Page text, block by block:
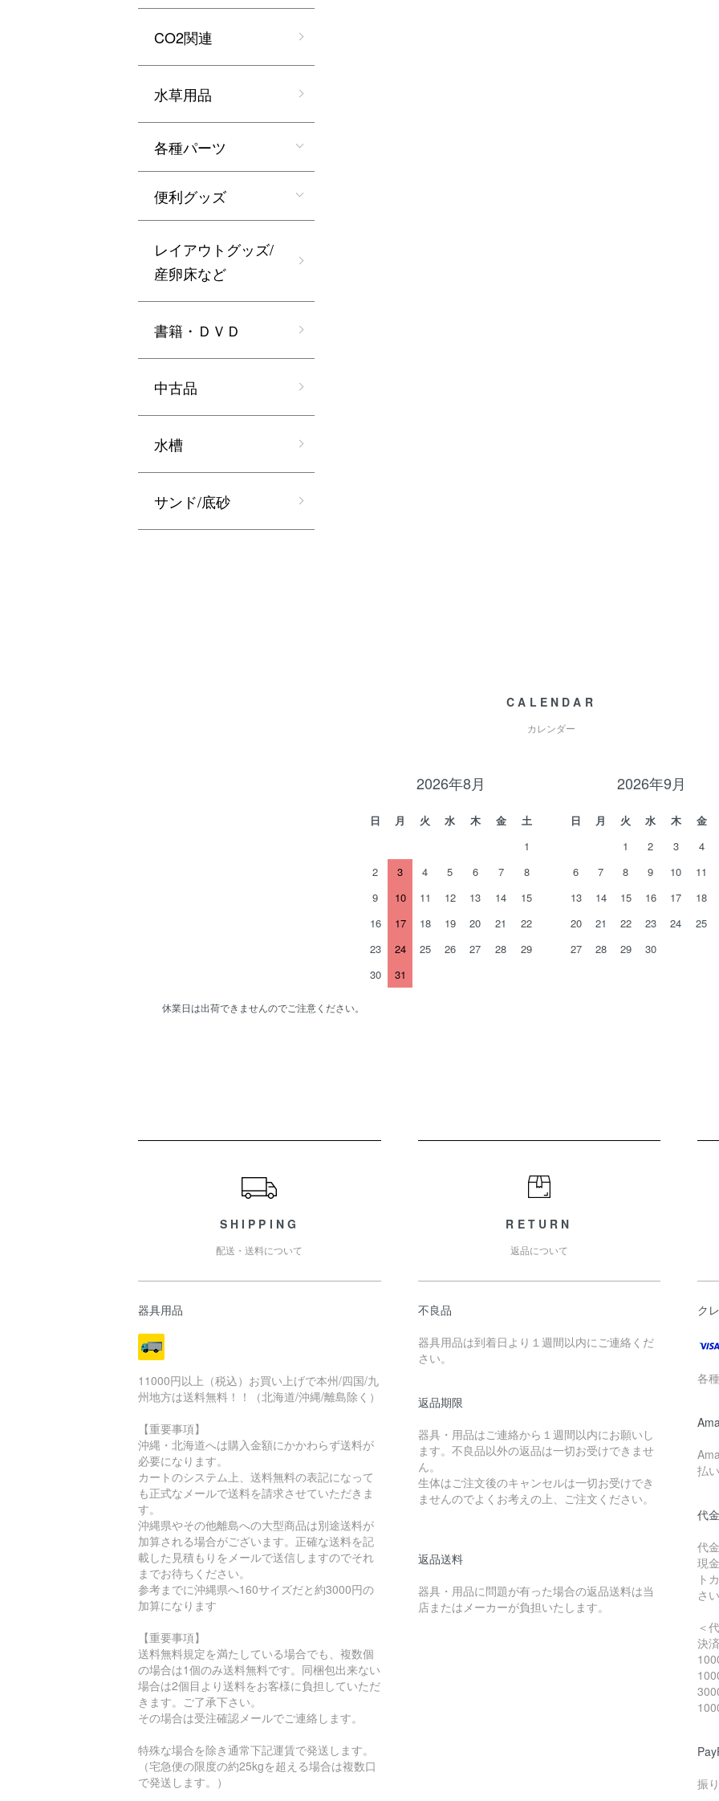
CO2関連
水草用品
各種パーツ
便利グッズ
レイアウトグッズ/
産卵床など
書籍・ＤＶＤ
中古品
水槽
サンド/底砂
CALENDAR
カレンダー
2026年8月
日 月 火 水 木 金
土
1
2
3 4 5 6 7
8
9
10 11 12 13 14
15
16
17 18 19 20 21
22
23
24 25 26 27 28
29
30
31
2026年9月
日 月 火 水 木 金
1
2 3 4
6
7 8 9 10 11
13
14 15 16 17 18
20
21 22 23 24 25
27
28 29 30
休業日は出荷できませんのでご注意ください。
SHIPPING
配送・送料について
器具用品
11000円以上（税込）お買い上げで本州/四国/九
州地方は送料無料！！（北海道/沖縄/離島除く）
【重要事項】
沖縄・北海道へは購入金額にかかわらず送料が
必要になります。
カートのシステム上、送料無料の表記になって
も正式なメールで送料を請求させていただきま
す。
沖縄県やその他離島への大型商品は別途送料が
加算される場合がございます。正確な送料を記
載した見積もりをメールで送信しますのでそれ
までお待ちください。
参考までに沖縄県へ160サイズだと約3000円の
加算になります
【重要事項】
送料無料規定を満たしている場合でも、複数個
の場合は1個のみ送料無料です。同梱包出来ない
場合は2個目より送料をお客様に負担していただ
きます。ご了承下さい。
その場合は受注確認メールでご連絡します。
特殊な場合を除き通常下記運賃で発送します。
（宅急便の限度の約25kgを超える場合は複数口
で発送します。）
RETURN
返品について
不良品
器具用品は到着日より１週間以内にご連絡くだ
さい。
返品期限
器具・用品はご連絡から１週間以内にお願いし
ます。不良品以外の返品は一切お受けできませ
ん。
生体はご注文後のキャンセルは一切お受けでき
ませんのでよくお考えの上、ご注文ください。
返品送料
器具・用品に問題が有った場合の返品送料は当
店またはメーカーが負担いたします。
ク
各
払
代
代
現
ト
さい
＜
決
振